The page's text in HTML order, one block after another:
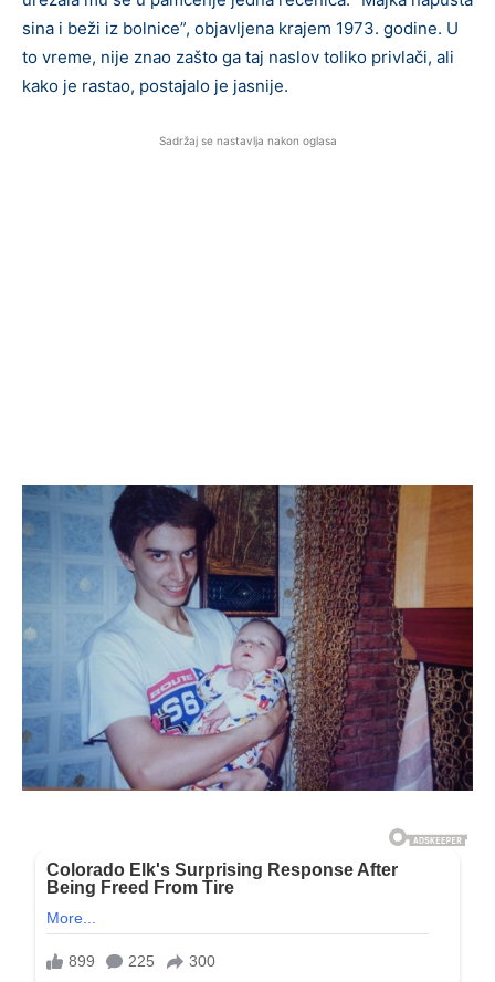
sina i beži iz bolnice”, objavljena krajem 1973. godine. U
to vreme, nije znao zašto ga taj naslov toliko privlači, ali
kako je rastao, postajalo je jasnije.
Sadržaj se nastavlja nakon oglasa